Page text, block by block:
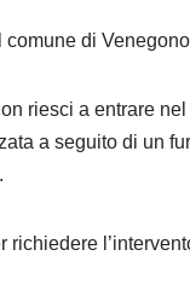
comune di
riesci a entrare
a seguito di un
richiedere